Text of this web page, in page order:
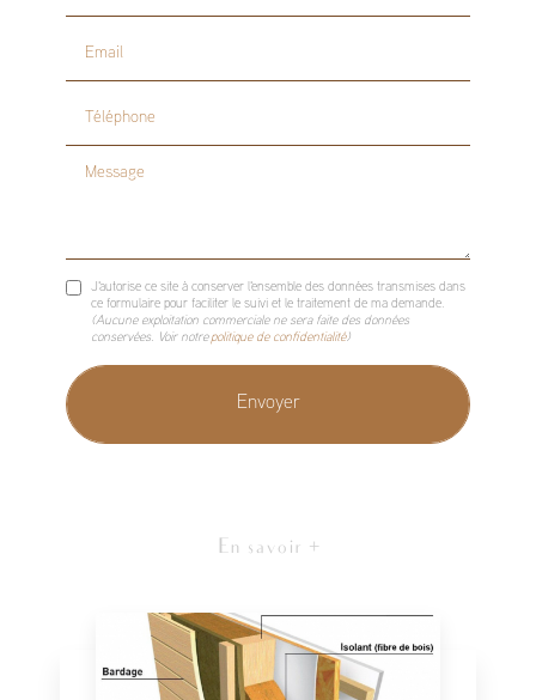
Email
Téléphone
Message
J'autorise ce site à conserver l'ensemble des données transmises dans
ce formulaire pour faciliter le suivi et le traitement de ma demande.
(Aucune exploitation commerciale ne sera faite des données
conservées. Voir notre politique de confidentialité)
En savoir +